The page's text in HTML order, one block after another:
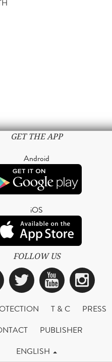
GET THE APP
Android
iOS
FOLLOW US
Twitter
T & C
PRESS
PUBLISHER
ENGLISH